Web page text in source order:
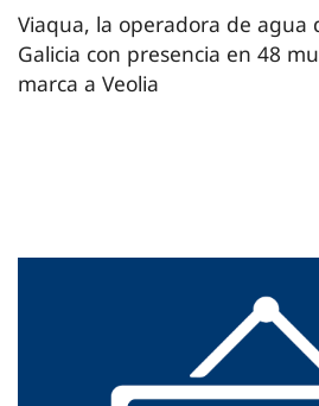
Viaqua, la operadora de agua
Galicia con presencia en 48
marca a Veolia